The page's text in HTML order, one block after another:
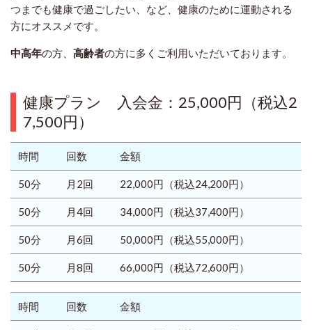
つまでも健康で過ごしたい、など、健康のために運動される
方にオススメです。
中高年の方、 高齢者の方に多くご利用いただいております。
健康プラン 入会金：25,000円 （税込2
7,500円）
時間 回数 金額
50分 月2回 22,000円 （税込24,200円）
50分 月4回 34,000円 （税込37,400円）
50分 月6回 50,000円 （税込55,000円）
50分 月8回 66,000円 （税込72,600円）
時間 回数 金額